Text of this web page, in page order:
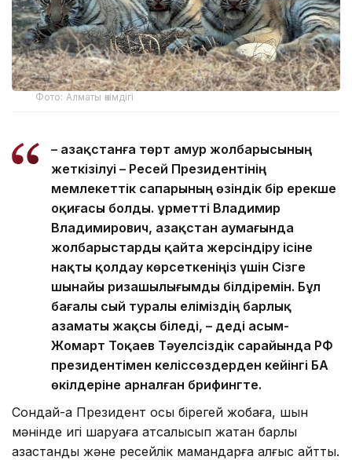
Фото: Алматы әкімдігі
– Қазақстанға төрт амур жолбарысының
жеткізілуі – Ресей Президентінің
мемлекеттік сапарының өзіндік бір ерекше
оқиғасы болды. Құрметті Владимир
Владимирович, Қазақстан аумағында
жолбарыстарды қайта жерсіндіру ісіне
нақты қолдау көрсеткеніңіз үшін Сізге
шынайы ризашылығымды білдіремін. Бұл
бағалы сый туралы еліміздің барлық
азаматы жақсы біледі, – деді Қасым-
Жомарт Тоқаев Тәуелсіздік сарайында РФ
президентімен келіссөздерден кейінгі БАҚ
өкілдеріне арналған брифингте.
Сондай-ақ Президент осы бірегей жобаға, шын
мәнінде игі шаруаға атсалысып жатқан барлық
қазақстандық және ресейлік мамандарға алғыс айтты.